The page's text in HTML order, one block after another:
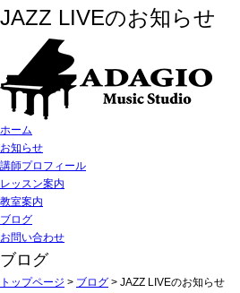
JAZZ LIVEのお知らせ
ホーム
お知らせ
講師プロフィール
レッスン案内
教室案内
ブログ
お問い合わせ
ブログ
トップページ > ブログ > JAZZ LIVEのお知らせ